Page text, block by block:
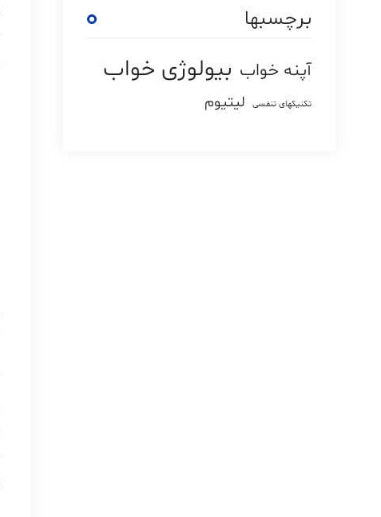
برچسبها
آپنه خواب بیولوژی خواب
تکنیکهای تنفسی لیتیوم